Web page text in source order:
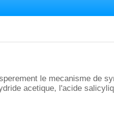
le mecanisme de
acetique, l'acide